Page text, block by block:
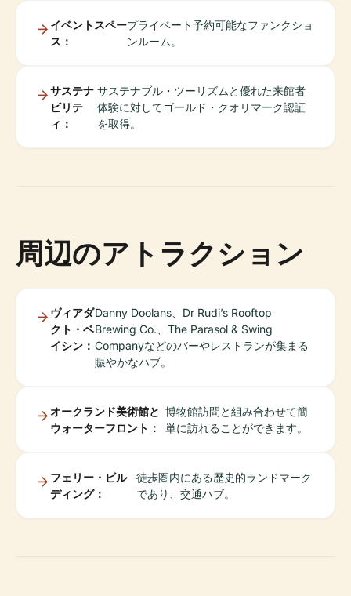
イベントスペー
ス：
プライベート予約可能なファンクショ
ンルーム。
サステナ
ビリテ
ィ：
サステナブル・ツーリズムと優れた来館者
体験に対してゴールド・クオリマーク認証
を取得。
周辺のアトラクション
ヴィアダ
クト・ベ
イシン：
Danny Doolans、Dr Rudi’s Rooftop
Brewing Co.、The Parasol & Swing
Companyなどのバーやレストランが集まる
賑やかなハブ。
オークランド美術館と
ウォーターフロント：
博物館訪問と組み合わせて簡
単に訪れることができます。
フェリー・ビル
ディング：
徒歩圏内にある歴史的ランドマーク
であり、交通ハブ。